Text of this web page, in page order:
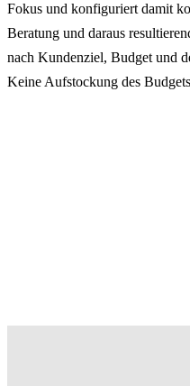
Fokus und konfiguriert damit
Beratung und daraus
nach Kundenziel, Budget und
Keine Aufstockung des